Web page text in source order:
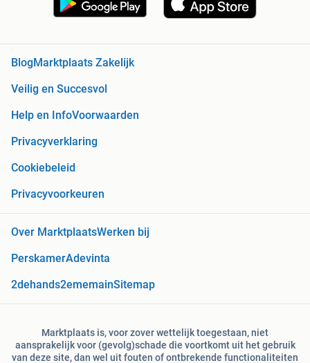
Blog Marktplaats Zakelijk
Veilig en Succesvol
Help en InfoVoorwaarden
Privacyverklaring
Cookiebeleid
Privacyvoorkeuren
Over MarktplaatsWerken bij
PerskamerAdevinta
2dehands2ememainSitemap
Marktplaats is, voor zover wettelijk toegestaan, niet
aansprakelijk voor (gevolg)schade die voortkomt uit het gebruik
van deze site, dan wel uit fouten of ontbrekende functionaliteiten